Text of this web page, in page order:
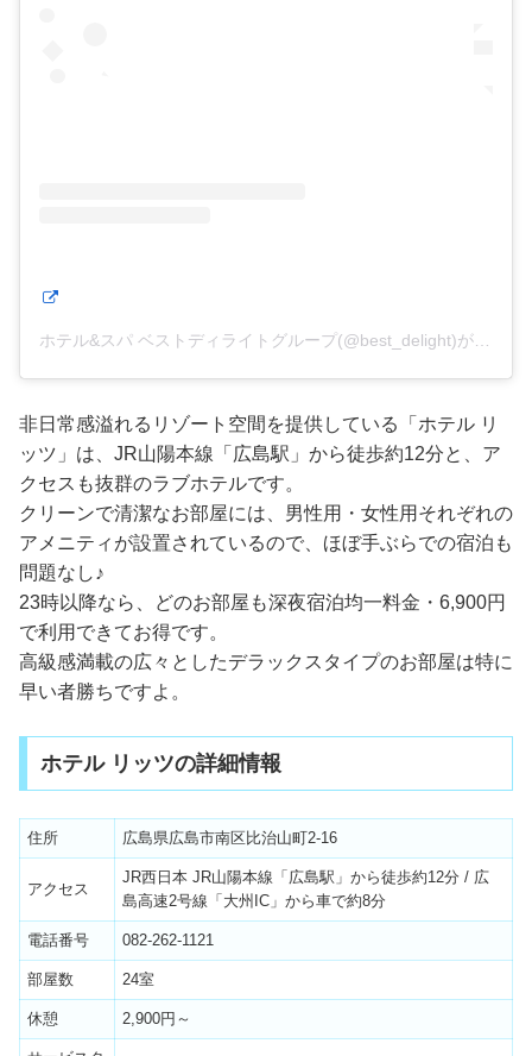
非日常感溢れるリゾート空間を提供している「ホテル リ
ッツ」は、JR山陽本線「広島駅」から徒歩約12分と、ア
クセスも抜群のラブホテルです。
クリーンで清潔なお部屋には、男性用・女性用それぞれの
アメニティが設置されているので、ほぼ手ぶらでの宿泊も
問題なし♪
23時以降なら、どのお部屋も深夜宿泊均一料金・6,900円
で利用できてお得です。
高級感満載の広々としたデラックスタイプのお部屋は特に
早い者勝ちですよ。
ホテル リッツの詳細情報
住所 広島県広島市南区比治山町2-16
アクセス
JR西日本 JR山陽本線「広島駅」から徒歩約12分 / 広
島高速2号線「大州IC」から車で約8分
電話番号 082-262-1121
部屋数 24室
休憩 2,900円～